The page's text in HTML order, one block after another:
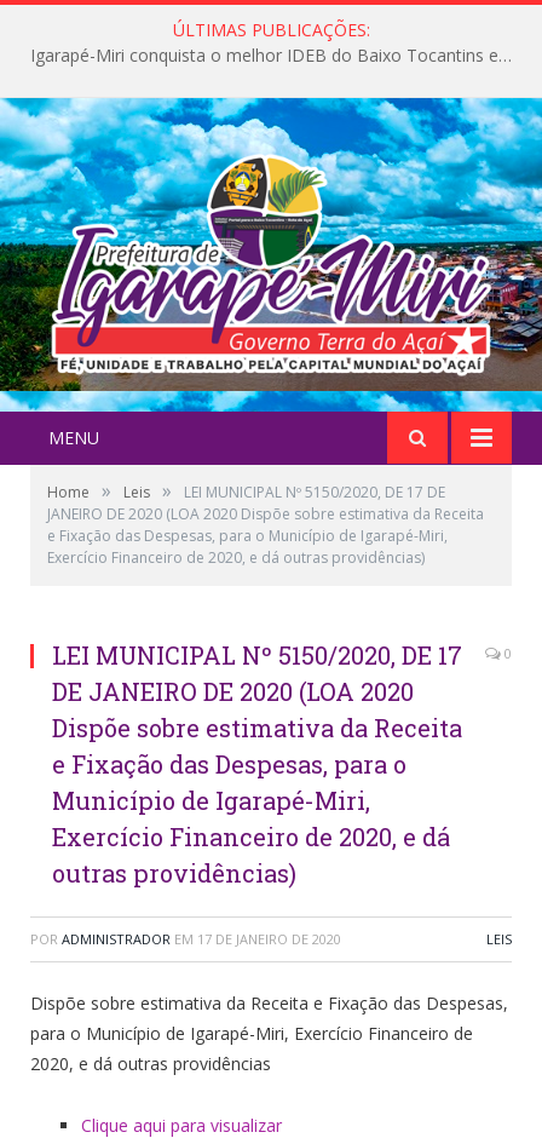
ÚLTIMAS PUBLICAÇÕES:
Igarapé-Miri conquista o melhor IDEB do Baixo Tocantins e avança na qualidade da educação pública
MENU
Home » Leis »
LEI MUNICIPAL Nº 5150/2020, DE 17 DE
JANEIRO DE 2020 (LOA 2020 Dispõe sobre estimativa da Receita
e Fixação das Despesas, para o Município de Igarapé-Miri,
Exercício Financeiro de 2020, e dá outras providências)
LEI MUNICIPAL Nº 5150/2020, DE 17
DE JANEIRO DE 2020 (LOA 2020
Dispõe sobre estimativa da Receita
e Fixação das Despesas, para o
Município de Igarapé-Miri,
Exercício Financeiro de 2020, e dá
outras providências)
0
POR ADMINISTRADOR EM 17 DE JANEIRO DE 2020 LEIS
Dispõe sobre estimativa da Receita e Fixação das Despesas,
para o Município de Igarapé-Miri, Exercício Financeiro de
2020, e dá outras providências
Clique aqui para visualizar